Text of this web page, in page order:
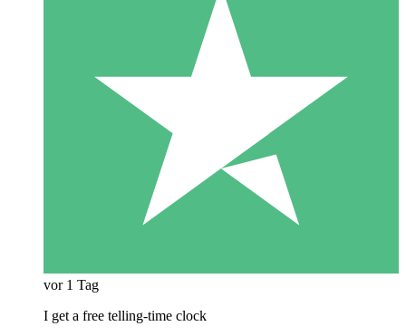
vor 1 Tag
I get a free telling-time clock